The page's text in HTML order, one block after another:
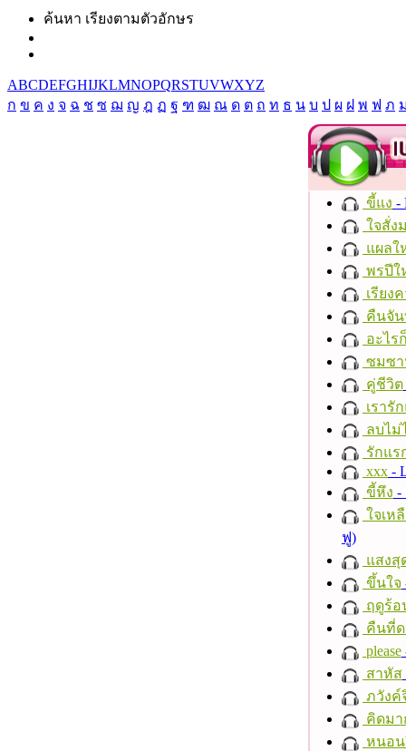
ค้นหา เรียงตามตัวอักษร
ABCDEFGHIJKLMNOPQRSTUVWXYZ
ก ข ค ง จ ฉ ช ซ ฌ ญ ฎ ฏ ฐ ฑ ฒ ณ ด ต ถ ท ธ น บ ป ผ ฝ พ ฟ ภ
ขี้แง -
ใจสั่ง
แผลใ
พรปีใ
เรียง
คืนจั
อะไร
ซมซ
คู่ชีวิต
เรารั
ลบไม่
รักแร
xxx -
ขี้หึง -
ใจเห
ฟู)
แสงสุ
ขึ้นใจ
ฤดูร้อ
คืนที่ด
please
สาหัส
ภวังค์
คิดมา
หนอน